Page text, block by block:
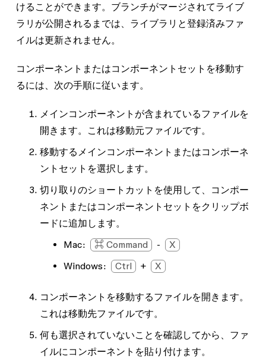
ルに貼り付けます ↓
移動先ファイルをライブラリとして公開し
ます ↓
コンポーネントを非表示にしてライブラリ
から削除します →
コンポーネントで別の公開済みライブラリのメイ
ンコンポーネントが使用されている場合、そのラ
イブラリへの関連付けは維持されます。
コンポーネントの変更を始める前に、公開先ライ
ブラリからコンポーネントを公開することをお勧
例を使った説明
ダイアログウィンドウのメインコンポーネント
があります。このメインコンポーネントには、
ボタンコンポーネントとアイコンコンポーネン
トのネストしたインスタンスがあります。アイ
コンとボタンはいずれも非表示コンポーネント
です。
ダイアログコンポーネントのインスタンスで
わっており、色のオーバーライドがアイコンボ
タンとプライマリーボタンの両方に適用されま
す。
ットの移動後でもバリアントは復元できます。
削除されたバリアントをインスタンスから
のファイルでメインコンポーネントとして
復元されます。
ルのライブラリに公開します。移動できる
コンポーネントは公開済みコンポーネント
だけです。
切り取りと貼り付け の手順を使用して、切
り取ったコンポーネントを移動先ファイル
に貼り付けます。
移動したコンポーネントを既存のコンポー
ネントセットにドラッグします。
けることができます。ブランチがマージされてライブ
ラリが公開されるまでは、ライブラリと登録済みファ
イルは更新されません。
コンポーネントまたはコンポーネントセットを移動す
るには、次の手順に従います。
メインコンポーネントが含まれているファイルを
開きます。これは移動元ファイルです。
移動するメインコンポーネントまたはコンポーネ
ントセットを選択します。
切り取りのショートカットを使用して、コンポー
ネントまたはコンポーネントセットをクリップボ
ードに追加します。
Mac:
⌘ Command -
X
Windows:
Ctrl + X
コンポーネントを移動するファイルを開きます。
これは移動先ファイルです。
何も選択されていないことを確認してから、ファ
イルにコンポーネントを貼り付けます。